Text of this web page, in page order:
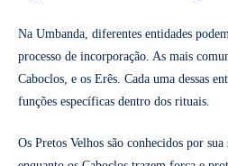
Na Umbanda, diferentes entidades
processo de incorporação. As mais
Caboclos, e os Erês. Cada uma dessas
funções específicas dentro dos rituais.
Os Pretos Velhos são conhecidos por